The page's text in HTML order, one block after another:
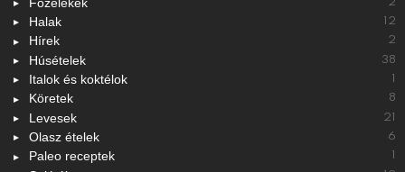
Halak 12
Hírek 2
Húsételek 38
Italok és koktélok
Köretek 8
Levesek 21
Olasz ételek 6
Paleo receptek